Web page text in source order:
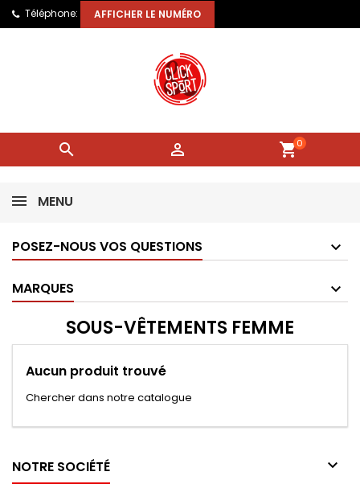
Téléphone: AFFICHER LE NUMÉRO
  shopping_cart0
MENU
POSEZ-NOUS VOS QUESTIONS
MARQUES
SOUS-VÊTEMENTS FEMME
Aucun produit trouvé
Chercher dans notre catalogue
NOTRE SOCIÉTÉ 